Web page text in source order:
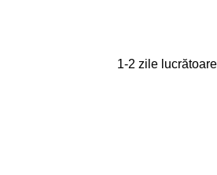
1-2 zile lucrătoare